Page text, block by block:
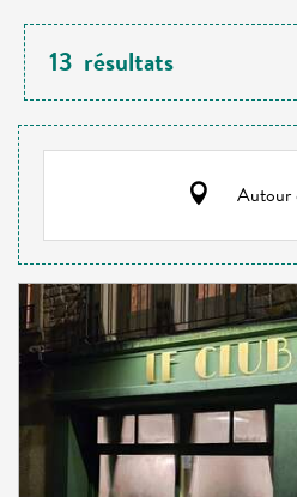
13 résultats
Autour